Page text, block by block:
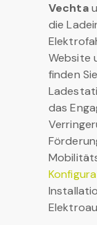
Vechta
die
Website
finden
das